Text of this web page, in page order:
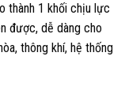
thành 1 khối chịu lực
được, dễ dàng cho
thông khí, hệ thống